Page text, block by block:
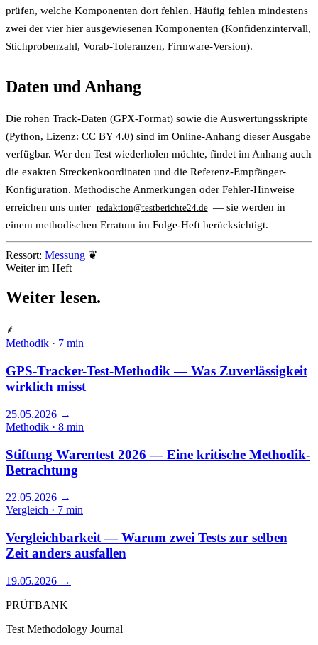
prüfen, welche Komponenten dort fehlen. Häufig fehlen mindestens
zwei der vier hier ausgewiesenen Komponenten (Konfidenzintervall,
Stichprobenzahl, Vorab-Toleranzen, Firmware-Version).
Daten und Anhang
Die rohen Track-Daten (GPX-Format) sowie die Auswertungsskripte
(Python, Lizenz: CC BY 4.0) sind im Online-Anhang dieser Ausgabe
verfügbar. Wer den Test wiederholen möchte, findet im Anhang auch
die exakten Streckenkoordinaten und die Referenz-Empfänger-
Konfiguration. Methodische Anmerkungen oder Fehler-Hinweise
erreichen uns unter redaktion@testberichte24.de — sie werden in
einem methodischen Erratum im Folge-Heft berücksichtigt.
Ressort: Messung ❦
Weiter im Heft
Weiter lesen.
⸙
Methodik · 7 min
GPS-Tracker-Test-Methodik — Was Zuverlässigkeit
wirklich misst
25.05.2026 →
Methodik · 8 min
Stiftung Warentest 2026 — Eine kritische Methodik-
Betrachtung
22.05.2026 →
Vergleich · 7 min
Vergleichbarkeit — Warum zwei Tests zur selben
Zeit anders ausfallen
19.05.2026 →
PRÜFBANK
Test Methodology Journal